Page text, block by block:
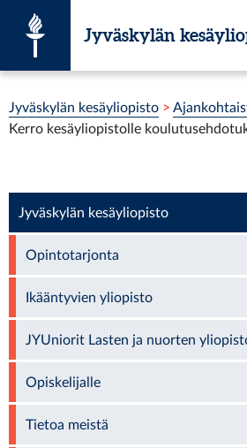
Jyväskylän
Jyväskylän kesäyliopisto >
Kerro kesäyliopistolle
Jyväskylän kesäyliopisto
Opintotarjonta
Ikääntyvien yliopisto
JYUniorit Lasten ja nuorten
Opiskelijalle
Tietoa meistä